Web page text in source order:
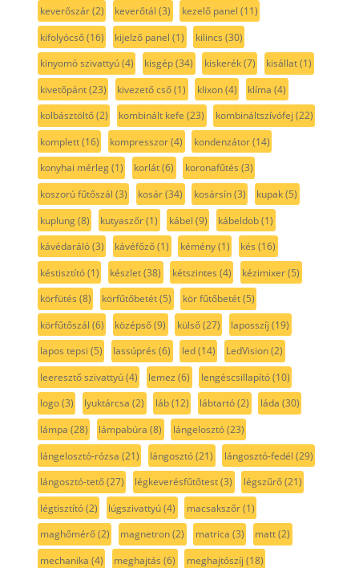
keverőszár(2) keverőtál (3) kezelő panel (11)
kifolyócső(16) kijelző panel (1) kilincs (30)
kinyomó szivattyú(4) kisgép(34) kiskerék(7) kisállat(1)
kivetőpánt(23) kivezető cső(1) klixon(4) klíma (4)
kolbásztöltő(2) kombinált kefe (23) kombináltszívófej (22)
komplett(16) kompresszor(4) kondenzátor(14)
konyhai mérleg(1) korlát(6) koronafűtés (3)
koszorú fűtőszál (3) kosár(34) kosársín(3) kupak(5)
kuplung(8) kutyaszőr(1) kábel (9) kábeldob(1)
kávédaráló(3) kávéfőző(1) kémény(1) kés (16)
késtisztító(1) készlet(38) kétszintes (4) kézimixer(5)
körfütés (8) körfűtőbetét(5) kör fűtőbetét(5)
körfűtőszál (6) középső(9) külső(27) laposszíj (19)
lapos tepsi (5) lassúprés (6) led(14) LedVision(2)
leeresztő szivattyú(4) lemez (6) lengéscsillapító(10)
logo(3) lyuktárcsa (2) láb(12) lábtartó(2) láda (30)
lámpa (28) lámpabúra (8) lángelosztó(23)
lángelosztó-rózsa (21) lángosztó(21) lángosztó-fedél (29)
lángosztó-tető(27) légkeverésfűtőtest(3) légszűrő(21)
légtisztító(2) lúgszivattyú(4) macsakszőr(1)
maghőmérő(2) magnetron(2) matrica (3) matt(2)
mechanika (4) meghajtás (6) meghajtószíj (18)